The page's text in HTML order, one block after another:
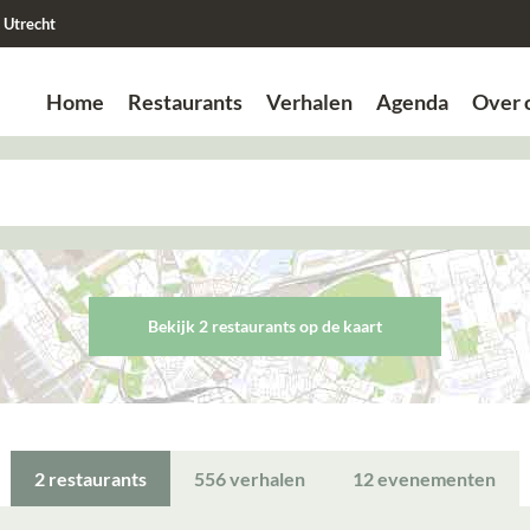
Bekijk 2 restaurantsop de kaart
2 restaurants 556verhalen 12evenementen
Utrecht
Home Restaurants Verhalen Agenda Over
Zoek